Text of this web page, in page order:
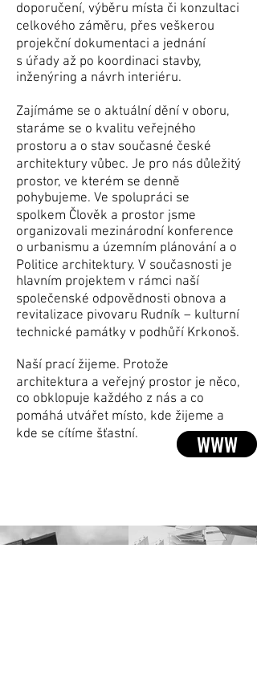
doporučení, výběru místa či konzultaci
celkového záměru, přes veškerou
projekční dokumentaci a jednání
s úřady až po koordinaci stavby,
inženýring a návrh interiéru.
Zajímáme se o aktuální dění v oboru,
staráme se o kvalitu veřejného
prostoru a o stav současné české
architektury vůbec. Je pro nás důležitý
prostor, ve kterém se denně
pohybujeme. Ve spolupráci se
spolkem Člověk a prostor jsme
organizovali mezinárodní konference
o urbanismu a územním plánování a o
Politice architektury. V současnosti je
hlavním projektem v rámci naší
společenské odpovědnosti obnova a
revitalizace pivovaru Rudník – kulturní
technické památky v podhůří Krkonoš.
Naší prací žijeme. Protože
architektura a veřejný prostor je něco,
co obklopuje každého z nás a co
pomáhá utvářet místo, kde žijeme a
kde se cítíme šťastní.
WWW